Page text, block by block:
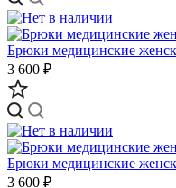
Брюки медицинские
3 600 ₽
Брюки медицинские
3 600 ₽